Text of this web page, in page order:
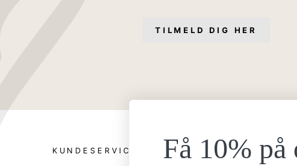
TILMELD DIG HER
KUNDESERVICE ANDRE
Få 10% på